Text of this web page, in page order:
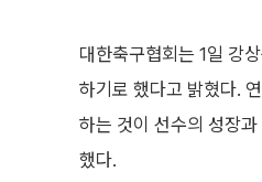
대한축구협회는 1일 강
하기로 했다고 밝혔다.
하는 것이 선수의 성장
했다.